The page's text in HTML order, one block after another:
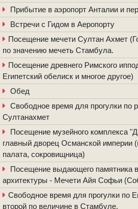
Прибытие в аэропорт Анталии и
Встречи с Гидом в Аеропорту
Посещение мечети Султан Ахмет
по значению мечеть Стамбула.
Посещение древнего Римского
Египетский обелиск и многое другое)
Обед
Свободное время для прогулки по
Султанахмет
Посещение музейного комплекса
главный дворец Османской империи
палата, сокровищница)
Посещение выдающего памятника
архитектуры - Мечети Айя Софьи
Свободное время для прогулки по
второй по величине в Стамбуле.